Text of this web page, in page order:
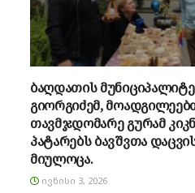
ბაღდათის
გიორგიძემ,
თავმჯდომარე გურამ
პატარებს ბავშვთა
მიულოცა.
ᲘᲕᲜᲘᲡᲘ 3, 2026